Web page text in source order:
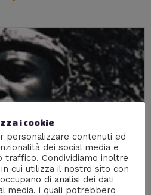
i cookie
personalizzare contenuti ed
dei social media e
traffico. Condividiamo inoltre
cui utilizza il nostro sito con
di analisi dei dati
media, i quali potrebbero